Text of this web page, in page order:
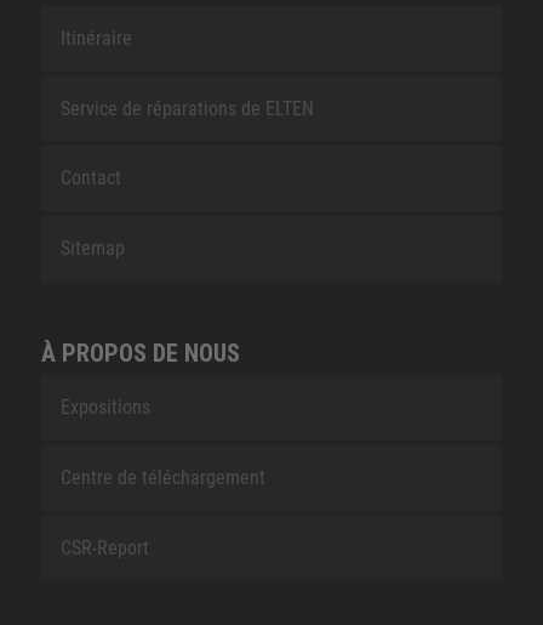
Itinéraire
Service de réparations de ELTEN
Contact
Sitemap
À PROPOS DE NOUS
Expositions
Centre de téléchargement
CSR-Report